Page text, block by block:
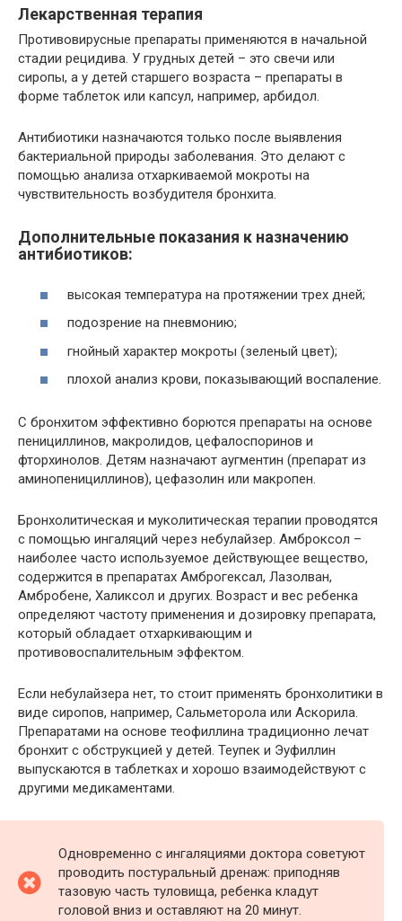
Лекарственная терапия
Противовирусные препараты применяются в начальной
стадии рецидива. У грудных детей – это свечи или
сиропы, а у детей старшего возраста – препараты в
форме таблеток или капсул, например, арбидол.
Антибиотики назначаются только после выявления
бактериальной природы заболевания. Это делают с
помощью анализа отхаркиваемой мокроты на
чувствительность возбудителя бронхита.
Дополнительные показания к назначению
антибиотиков:
высокая температура на протяжении трех дней;
подозрение на пневмонию;
гнойный характер мокроты (зеленый цвет);
плохой анализ крови, показывающий воспаление.
С бронхитом эффективно борются препараты на основе
пенициллинов, макролидов, цефалоспоринов и
фторхинолов. Детям назначают аугментин (препарат из
аминопенициллинов), цефазолин или макропен.
Бронхолитическая и муколитическая терапии проводятся
с помощью ингаляций через небулайзер. Амброксол –
наиболее часто используемое действующее вещество,
содержится в препаратах Амброгексал, Лазолван,
Амбробене, Халиксол и других. Возраст и вес ребенка
определяют частоту применения и дозировку препарата,
который обладает отхаркивающим и
противовоспалительным эффектом.
Если небулайзера нет, то стоит применять бронхолитики в
виде сиропов, например, Сальметорола или Аскорила.
Препаратами на основе теофиллина традиционно лечат
бронхит с обструкцией у детей. Теупек и Эуфиллин
выпускаются в таблетках и хорошо взаимодействуют с
другими медикаментами.
Одновременно с ингаляциями доктора советуют
проводить постуральный дренаж: приподняв
тазовую часть туловища, ребенка кладут
головой вниз и оставляют на 20 минут.